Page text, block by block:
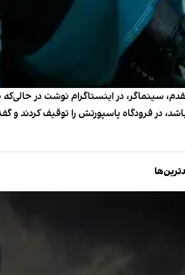
سینماگر، در اینستاگرام نوشت در
در فرودگاه پاسپورتش را توقیف کردند